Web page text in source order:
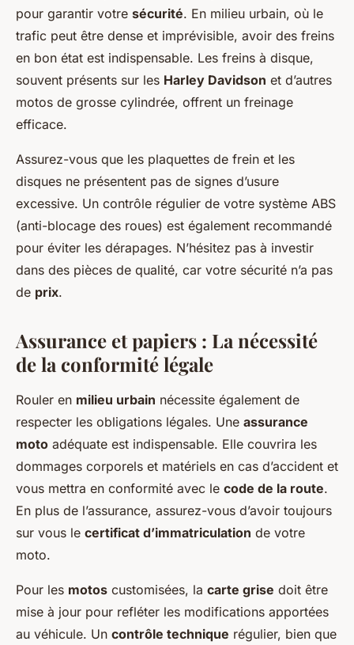
pour garantir votre sécurité. En milieu urbain, où le
trafic peut être dense et imprévisible, avoir des freins
en bon état est indispensable. Les freins à disque,
souvent présents sur les Harley Davidson et d’autres
motos de grosse cylindrée, offrent un freinage
efficace.
Assurez-vous que les plaquettes de frein et les
disques ne présentent pas de signes d’usure
excessive. Un contrôle régulier de votre système ABS
(anti-blocage des roues) est également recommandé
pour éviter les dérapages. N’hésitez pas à investir
dans des pièces de qualité, car votre sécurité n’a pas
de prix.
Assurance et papiers : La nécessité
de la conformité légale
Rouler en milieu urbain nécessite également de
respecter les obligations légales. Une assurance
moto adéquate est indispensable. Elle couvrira les
dommages corporels et matériels en cas d’accident et
vous mettra en conformité avec le code de la route.
En plus de l’assurance, assurez-vous d’avoir toujours
sur vous le certificat d’immatriculation de votre
moto.
Pour les motos customisées, la carte grise doit être
mise à jour pour refléter les modifications apportées
au véhicule. Un contrôle technique régulier, bien que